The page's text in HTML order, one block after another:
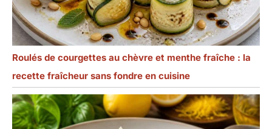
Roulés de courgettes au chèvre et menthe fraîche : la
recette fraîcheur sans fondre en cuisine